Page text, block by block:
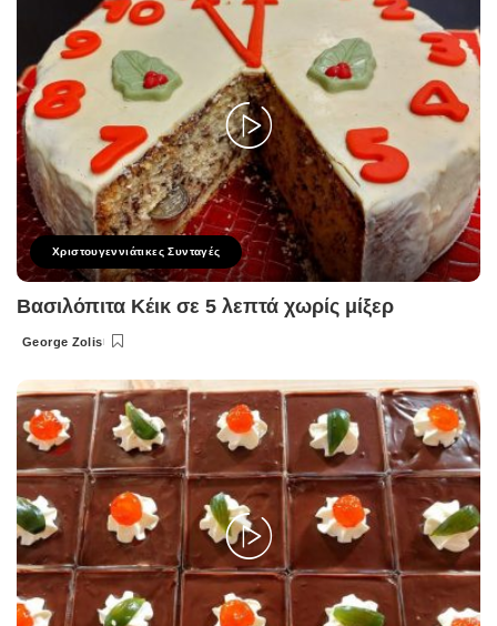
Χριστουγεννιάτικες Συνταγές
Βασιλόπιτα Κέικ σε 5 λεπτά χωρίς μίξερ
Posted
George Zolis